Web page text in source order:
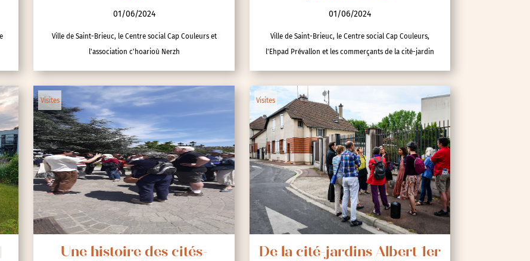
01/06/2024
Ville de Saint-Brieuc, le Centre social Cap Couleurs et
l'association c'hoarioù Nerzh
01/06/2024
Ville de Saint-Brieuc, le Centre social Cap Couleurs,
l'Ehpad Prévallon et les commerçants de la cité-jardin
Visites
Une histoire des cités-
Visites
De la cité-jardins Albert 1er